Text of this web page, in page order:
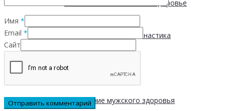
Физическая активность и здоровье
Производственная гимнастика
Стресс и здоровье
Сохранение мужского здоровья
Имя *
Email *
Сайт